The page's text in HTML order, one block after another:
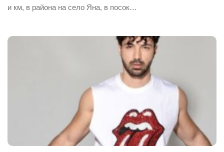
и км, в района на село Яна, в посок…